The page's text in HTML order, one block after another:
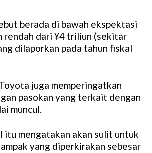
berada di bawah ekspektasi
rendah dari ¥4 triliun (sekitar
dilaporkan pada tahun fiskal
juga memperingatkan
pasokan yang terkait dengan
muncul.
itu mengatakan akan sulit untuk
yang diperkirakan sebesar